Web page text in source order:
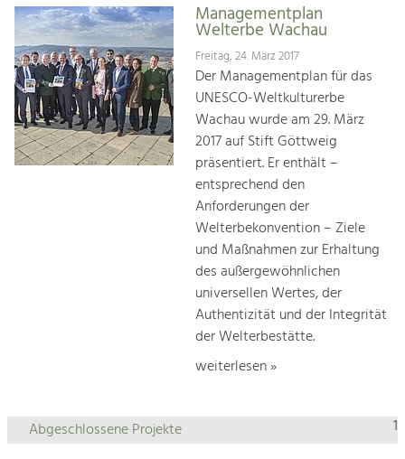
Managementplan
Welterbe Wachau
Freitag, 24. März 2017
Der Managementplan für das
UNESCO-Weltkulturerbe
Wachau wurde am 29. März
2017 auf Stift Göttweig
präsentiert. Er enthält –
entsprechend den
Anforderungen der
Welterbekonvention – Ziele
und Maßnahmen zur Erhaltung
des außergewöhnlichen
universellen Wertes, der
Authentizität und der Integrität
der Welterbestätte.
weiterlesen »
1
Abgeschlossene Projekte